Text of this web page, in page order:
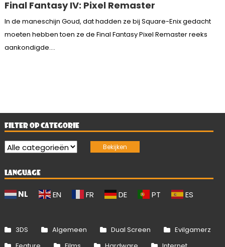
Final Fantasy IV: Pixel Remaster
In de maneschijn Goud, dat hadden ze bij Square-Enix gedacht
moeten hebben toen ze de Final Fantasy Pixel Remaster reeks
aankondigde....
FILTER OP CATEGORIE
LANGUAGE
NL EN FR DE PT ES
3DS Algemeen Dual Screen
Evilgamerz